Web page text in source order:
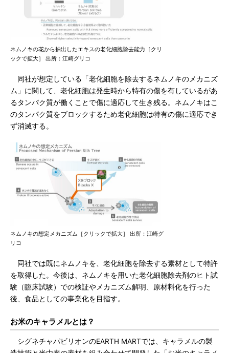
ネムノキの花から抽出したエキスの老化細胞除去能力［クリ
ックで拡大］ 出所：江崎グリコ
同社が想定している「老化細胞を除去するネムノキのメカニズ
ム」に関して、老化細胞は発生時から特有の傷を有しているがあ
るタンパク質が働くことで傷に適応して生き残る。ネムノキはこ
のタンパク質をブロックするため老化細胞は特有の傷に適応でき
ず消滅する。
ネムノキの想定メカニズム［クリックで拡大］ 出所：江崎グ
リコ
同社では既にネムノキを、老化細胞を除去する素材として特許
を取得した。今後は、ネムノキを用いた老化細胞除去剤のヒト試
験（臨床試験）での検証やメカニズム解明、原材料化を行った
後、食品としての事業化を目指す。
お米のキャラメルとは？
シグネチャパビリオンのEARTH MARTでは、キャラメルの製